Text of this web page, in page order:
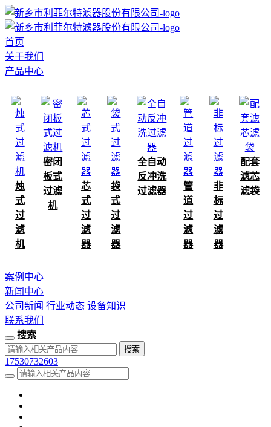
首页
关于我们
产品中心
烛
式
过
滤
机
密闭
板式
过滤
机
芯
式
过
滤
器
袋
式
过
滤
器
全自动
反冲洗
过滤器
管
道
过
滤
器
非
标
过
滤
器
配套
滤芯
滤袋
案例中心
新闻中心
公司新闻 行业动态 设备知识
联系我们
搜索
17530732603